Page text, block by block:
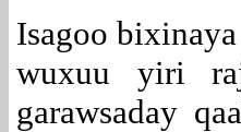
Isagoo
wuxuu yiri
garawsaday